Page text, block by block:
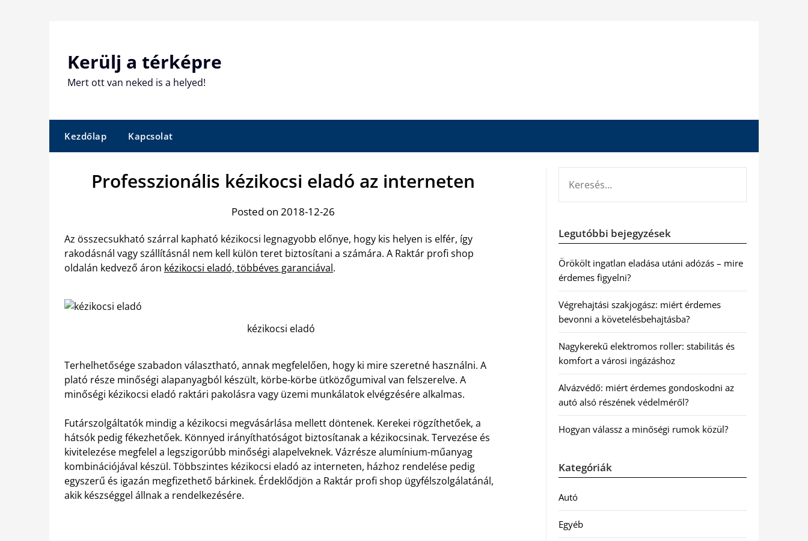
Kerülj a térképre
Mert ott van neked is a helyed!
Kezdőlap Kapcsolat
Professzionális kézikocsi eladó az interneten
Posted on 2018-12-26
Az összecsukható szárral kapható kézikocsi legnagyobb előnye, hogy kis helyen is elfér, így
rakodásnál vagy szállításnál nem kell külön teret biztosítani a számára. A Raktár profi shop
oldalán kedvező áron kézikocsi eladó, többéves garanciával.
kézikocsi eladó
Terhelhetősége szabadon választható, annak megfelelően, hogy ki mire szeretné használni. A
plató része minőségi alapanyagból készült, körbe-körbe ütközőgumival van felszerelve. A
minőségi kézikocsi eladó raktári pakolásra vagy üzemi munkálatok elvégzésére alkalmas.
Futárszolgáltatók mindig a kézikocsi megvásárlása mellett döntenek. Kerekei rögzíthetőek, a
hátsók pedig fékezhetőek. Könnyed irányíthatóságot biztosítanak a kézikocsinak. Tervezése és
kivitelezése megfelel a legszigorúbb minőségi alapelveknek. Vázrésze alumínium-műanyag
kombinációjával készül. Többszintes kézikocsi eladó az interneten, házhoz rendelése pedig
egyszerű és igazán megfizethető bárkinek. Érdeklődjön a Raktár profi shop ügyfélszolgálatánál,
akik készséggel állnak a rendelkezésére.
Legutóbbi bejegyzések
Örökölt ingatlan eladása utáni adózás – mire
érdemes figyelni?
Végrehajtási szakjogász: miért érdemes
bevonni a követelésbehajtásba?
Nagykerekű elektromos roller: stabilitás és
komfort a városi ingázáshoz
Alvázvédő: miért érdemes gondoskodni az
autó alsó részének védelméről?
Hogyan válassz a minőségi rumok közül?
Kategóriák
Autó
Egyéb